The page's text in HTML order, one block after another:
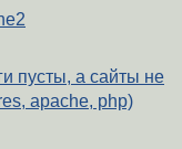
пусты, а сайты не
apache, php)